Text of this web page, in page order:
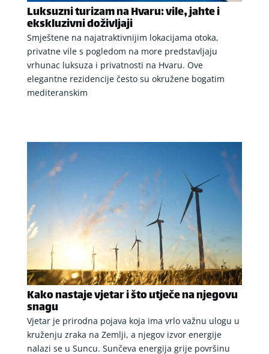
Luksuzni turizam na Hvaru: vile, jahte i
ekskluzivni doživljaji
Smještene na najatraktivnijim lokacijama otoka,
privatne vile s pogledom na more predstavljaju
vrhunac luksuza i privatnosti na Hvaru. Ove
elegantne rezidencije često su okružene bogatim
mediteranskim
Kako nastaje vjetar i što utječe na njegovu
snagu
Vjetar je prirodna pojava koja ima vrlo važnu ulogu u
kruženju zraka na Zemlji, a njegov izvor energije
nalazi se u Suncu. Sunčeva energija grije površinu